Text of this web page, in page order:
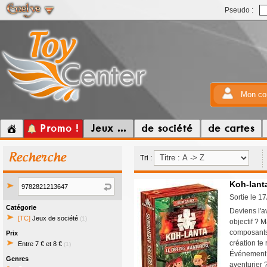
Pseudo :
Mon
Promo ! Jeux ... de société de cartes
Recherche
Catégorie
[TC] Jeux de société (1)
Prix
Entre 7 € et 8 € (1)
Genres
Tri :
Koh-
Sortie le
Deviens
objectif ?
création te